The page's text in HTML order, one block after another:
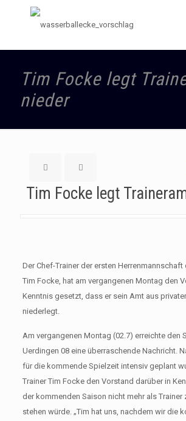
Tim Focke legt
nieder
Tim Focke legt
Der Chef-Trainer der ersten Herrenmannschaft
Tim Focke, hat am vergangenen Montag den
Kenntnis gesetzt, dass er sein Amt aus
niederlegt.
Am vergangenen Montag (02.7) erreichte den
Uerdingen 08 eine überraschende Nachricht.
für die kommende Spielzeit intensiv geplant
Trainer Tim Focke den Vorstand darüber in
der kommenden Saison nicht mehr als Trainer
stehen würde. „Tim hat uns, nachdem wir die